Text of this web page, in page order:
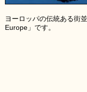
ヨーロッパの伝統ある街
Europe」です。